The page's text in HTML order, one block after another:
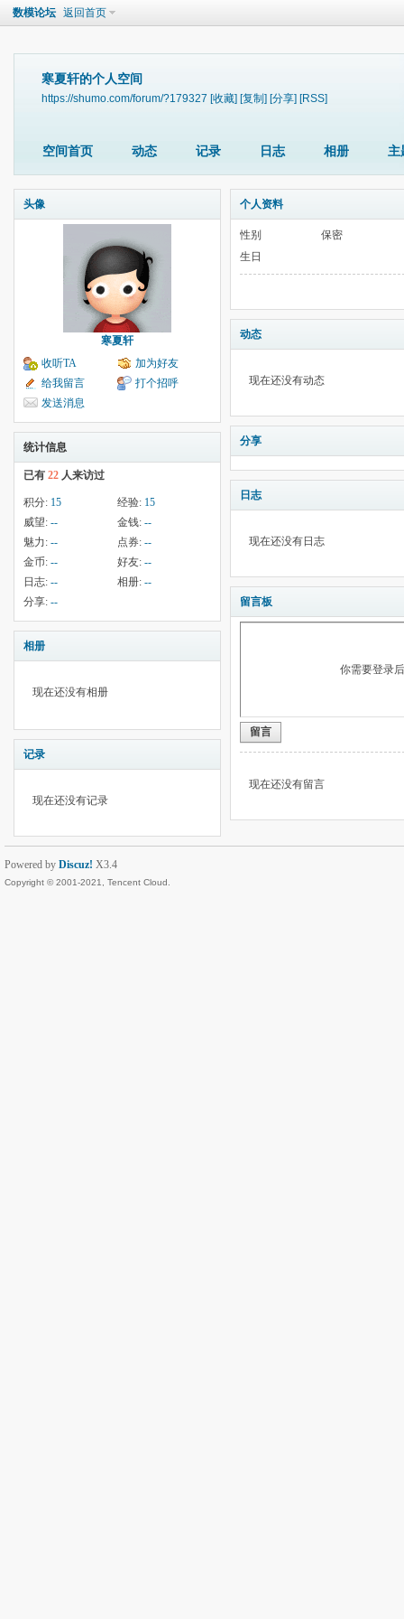
数模论坛 返回首页
寒夏轩的个人空间
https://shumo.com/forum/?179327 [收藏] [复制] [分享] [RSS]
空间首页 动态 记录 日志 相册 主
头像
寒夏轩
收听TA
加为好友
给我留言
打个招呼
发送消息
统计信息
已有 22 人来访过
积分: 15 经验: 15
威望: -- 金钱: --
魅力: -- 点券: --
金币: -- 好友: --
日志: -- 相册: --
分享: --
相册
现在还没有相册
记录
现在还没有记录
个人资料
性别
保密
生日
动态
现在还没有动态
分享
日志
现在还没有日志
留言板
你需要登录
留言
现在还没有留言
Powered by Discuz! X3.4
Copyright © 2001-2021, Tencent Cloud.